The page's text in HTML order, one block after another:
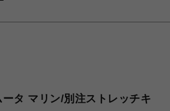
タ マリン/別注ストレッチキ